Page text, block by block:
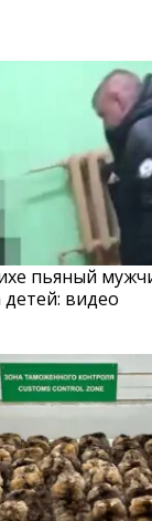
пьяный
детей: видео